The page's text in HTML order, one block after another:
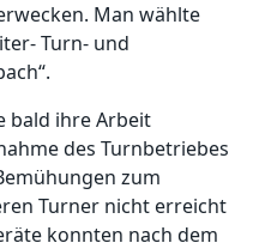
Man wählte
Turn- und
bald ihre Arbeit
des Turnbetriebes
zum
Turner nicht erreicht
konnten nach dem